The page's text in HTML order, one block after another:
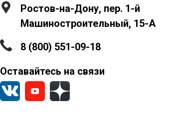
Ростов-на-Дону, пер. 1-й
Машиностроительный, 15-А
8 (800) 551-09-18
Оставайтесь на связи